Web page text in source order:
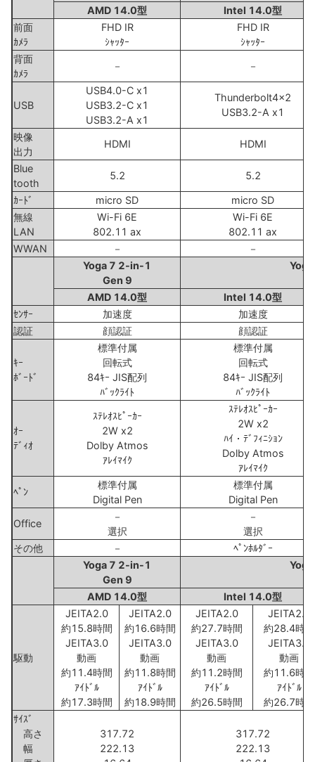
AMD 14.0型
Intel 14.0型
前面
ｶﾒﾗ
FHD IR
ｼｬｯﾀｰ
FHD IR
ｼｬｯﾀｰ
背面
ｶﾒﾗ
－ －
USB
USB4.0-C x1
USB3.2-C x1
USB3.2-A x1
Thunderbolt4x2
USB3.2-A x1
映像
出力
HDMI HDMI
Blue
tooth
5.2 5.2
ｶｰﾄﾞ micro SD
micro SD
無線
LAN
Wi-Fi 6E
802.11 ax
Wi-Fi 6E
802.11 ax
WWAN
－
－
Yoga 7 2-in-1
Gen 9
AMD 14.0型
Intel 14.0型
ｾﾝｻｰ
加速度
加速度
認証
顔認証 顔認証
ｷｰ
ﾎﾞｰﾄﾞ
標準付属
回転式
84ｷｰ JIS配列
ﾊﾞｯｸﾗｲﾄ
標準付属
回転式
84ｷｰ JIS配列
ﾊﾞｯｸﾗｲﾄ
ｵｰ
ﾃﾞｨｵ
ｽﾃﾚｵｽﾋﾟｰｶｰ
2W x2
Dolby Atmos
ｱﾚｲﾏｲｸ
ｽﾃﾚｵｽﾋﾟｰｶｰ
2W x2
ﾊｲ・ﾃﾞﾌｨﾆｼｮﾝ
Dolby Atmos
ｱﾚｲﾏｲｸ
ﾍﾟﾝ
標準付属
Digital Pen
標準付属
Digital Pen
Office
－
選択
－
選択
その他
－
ﾍﾟﾝﾎﾙﾀﾞｰ
Yoga 7 2-in-1
Gen 9
AMD 14.0型
Intel 14.0型
駆動
JEITA2.0
約15.8時間
JEITA3.0
動画
約11.4時間
ｱｲﾄﾞﾙ
約17.3時間
JEITA2.0
約16.6時間
JEITA3.0
動画
約11.8時間
ｱｲﾄﾞﾙ
約18.9時間
JEITA2.0
約27.7時間
JEITA3.0
動画
約11.2時間
ｱｲﾄﾞﾙ
約26.5時間
JEITA2.0
約28.4時間
JEITA3.0
動画
約11.6時間
ｱｲﾄﾞﾙ
約26.7時間
ｻｲｽﾞ
高さ
幅
317.72
222.13
317.72
222.13